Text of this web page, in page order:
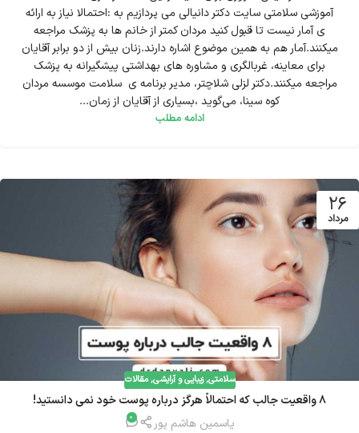
آموزشی سلامتی سایت دکتر دانیالی می پردازیم به :احتمالا نیاز به ارائه
ی آمار نیست تا قبول کنید مردان کمتر از خانم ها به پزشک مراجعه
میکنند.آمار هم به همین موضوع اشاره دارند.زنان بیش از دو برابر آقایان
برای معاینه، غربالگری و مشاوره های بهداشتی پیشگیرانه به پزشک
مراجعه میکنند.دکتر لزلی شلاچتر، مدیر برنامه ی سلامت موسسه مردان
کوه سینا، می‌گوید ،بسیاری از آقایان از زمان...
ادامه مطلب
26
مرداد
سلامتی,زیبایی و آرایشی,مقالات
8 واقعیت جالب که احتمالاً هرگز درباره پوست خود نمی دانستید!
یاسمین هاشم پور
0